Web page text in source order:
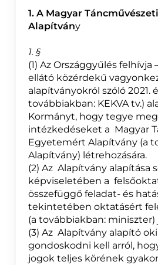
1. A Magyar
Alapítvány
1. §
(1) Az Országgyűlés felhívja
ellátó közérdekű
alapítványokról szóló 2021.
továbbiakban: KEKVA tv.)
Kormányt, hogy tegye
intézkedéseket a Magyar
Egyetemért Alapítvány (a
Alapítvány) létrehozására.
(2) Az Alapítvány alapítása
képviseletében a
összefüggő feladat- és
tekintetében oktatásért
(a továbbiakban: miniszter)
(3) Az Alapítvány alapító
gondoskodni kell arról,
jogok teljes körének